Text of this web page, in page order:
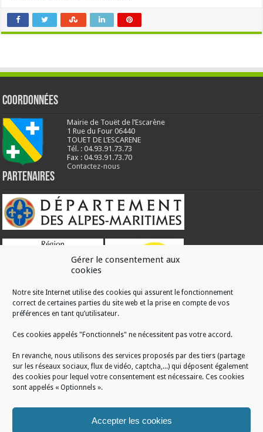
Gérer le consentement aux
cookies
Notre site Internet utilise des cookies qui assurent le fonctionnement
correct de certaines parties du site web et la prise en compte de vos
préférences en tant qu’utilisateur.
Ces cookies appelés "Fonctionnels" ne nécessitent pas votre accord.
En revanche, nous utilisons des services proposés par des tiers (partage
sur les réseaux sociaux, flux de vidéo, captcha,...) qui déposent également
des cookies pour lequel votre consentement est nécessaire. Ces cookies
sont appelés « Optionnels ».
Accepter les cookies
Coordonnées
Mairie de Touët de l’Escarène
1 Rue du Four 06440
TOUET DE L’ESCARENE
Tél. : 04.93.91.73.73
Fax : 04.93.91.73.70
Contactez-nous
Partenaires
RÉALISATION